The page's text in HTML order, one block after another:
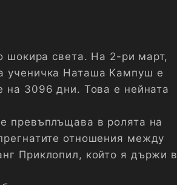
шокира света. На 2-ри март,
ученичка Наташа Кампуш е
на 3096 дни. Това е нейната
превъплъщава в ролята на
отношения между
Приклопил, който я държи в